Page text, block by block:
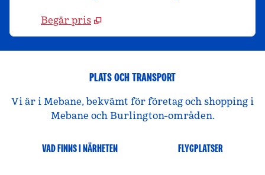
Begär pris
PLATS OCH TRANSPORT
Vi är i Mebane, bekvämt för företag och shopping i
Mebane och Burlington-områden.
VAD FINNS I NÄRHETEN FLYGPLATSER